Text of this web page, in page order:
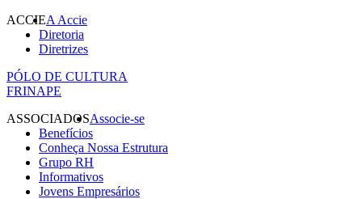
ACCIEA Accie
Diretoria
Diretrizes
PÓLO DE CULTURA
FRINAPE
ASSOCIADOSAssocie-se
Benefícios
Conheça Nossa Estrutura
Grupo RH
Informativos
Jovens Empresários